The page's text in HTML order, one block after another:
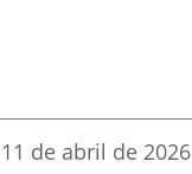
Fecha
11 de abril de 2026